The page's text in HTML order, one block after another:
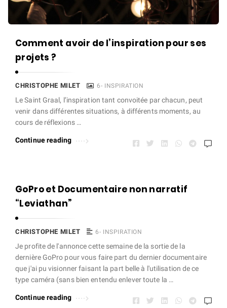
e
t
Comment avoir de l’inspiration pour ses
projets ?
CHRISTOPHE MILET 6- INSPIRATION
Le Saint Graal, l’inspiration tant convoitée par chacun, peut
venir dans différentes situations, à différents moments, au
cours de réflexions …
Continue reading
GoPro et Documentaire non narratif
“Leviathan”
CHRISTOPHE MILET 6- INSPIRATION
Je profite de l'annonce cette semaine de la sortie de la
dernière GoPro pour vous faire part du dernier documentaire
que j'ai pu visionner faisant la part belle à l'utilisation de ce
type caméra (sans bien entendu enlever toute la …
Continue reading